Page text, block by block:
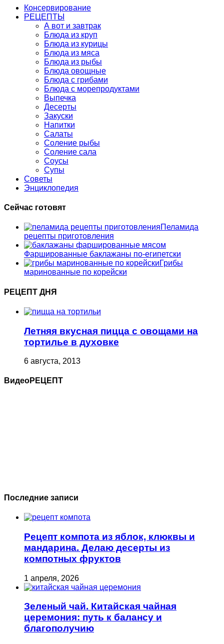
Консервирование
РЕЦЕПТЫ
А вот и завтрак
Блюда из круп
Блюда из курицы
Блюда из мяса
Блюда из рыбы
Блюда овощные
Блюда с грибами
Блюда с морепродуктами
Выпечка
Десерты
Закуски
Напитки
Салаты
Соление рыбы
Соление сала
Соусы
Супы
Советы
Энциклопедия
Сейчас готовят
Пеламида
рецепты приготовления
Фаршированные баклажаны по-египетски
Грибы
маринованные по корейски
РЕЦЕПТ ДНЯ
Летняя вкусная пицца с овощами на
тортилье в духовке
6 августа, 2013
ВидеоРЕЦЕПТ
Последние записи
Рецепт компота из яблок, клюквы и
мандарина. Делаю десерты из
компотных фруктов
1 апреля, 2026
Зеленый чай. Китайская чайная
церемония: путь к балансу и
благополучию